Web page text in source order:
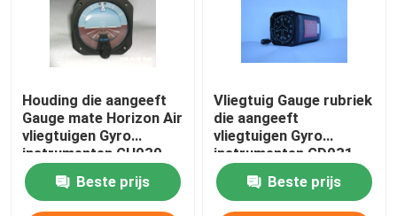
Houding die aangeeft
Gauge mate Horizon Air
vliegtuigen Gyro
instrumenten GH030
Beste prijs
Vliegtuig Gauge rubriek
die aangeeft
vliegtuigen Gyro
instrumenten GD031
Beste prijs